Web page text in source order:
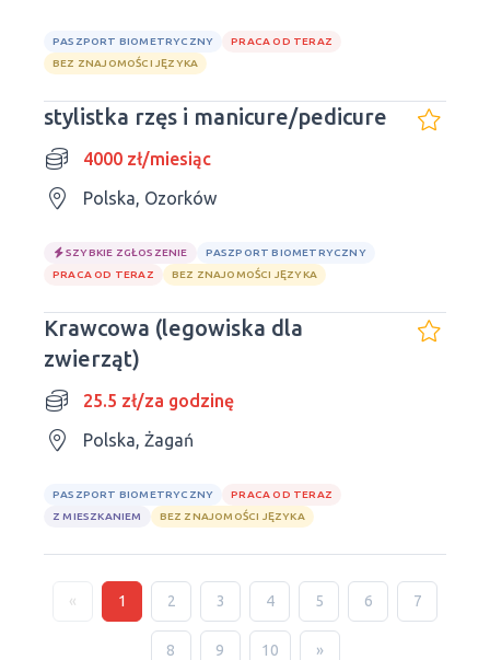
PASZPORT BIOMETRYCZNY
PRACA OD TERAZ
BEZ ZNAJOMOŚCI JĘZYKA
stylistka rzęs i manicure/pedicure
4000 zł/miesiąc
Polska, Ozorków
SZYBKIE ZGŁOSZENIE
PASZPORT BIOMETRYCZNY
PRACA OD TERAZ
BEZ ZNAJOMOŚCI JĘZYKA
Krawcowa (legowiska dla
zwierząt)
25.5 zł/za godzinę
Polska, Żagań
PASZPORT BIOMETRYCZNY
PRACA OD TERAZ
Z MIESZKANIEM
BEZ ZNAJOMOŚCI JĘZYKA
« 1 2 3 4 5 6 7
8 9 10 »